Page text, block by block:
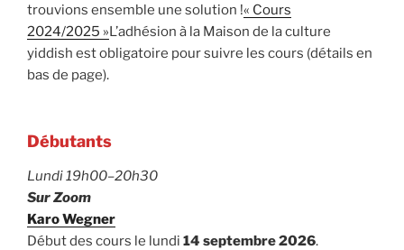
trouvions ensemble une solution !« Cours
2024/2025 »L’adhésion à la Maison de la culture
yiddish est obligatoire pour suivre les cours (détails en
bas de page).
Débutants
Lundi 19h00–20h30
Sur Zoom
Karo Wegner
Début des cours le lundi 14 septembre 2026.